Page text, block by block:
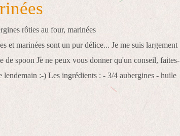
et marinées sont un pur délice... Je me suis largement
de spoon Je ne peux vous donner qu'un conseil, faites-
lendemain :-) Les ingrédients : - 3/4 aubergines - huile